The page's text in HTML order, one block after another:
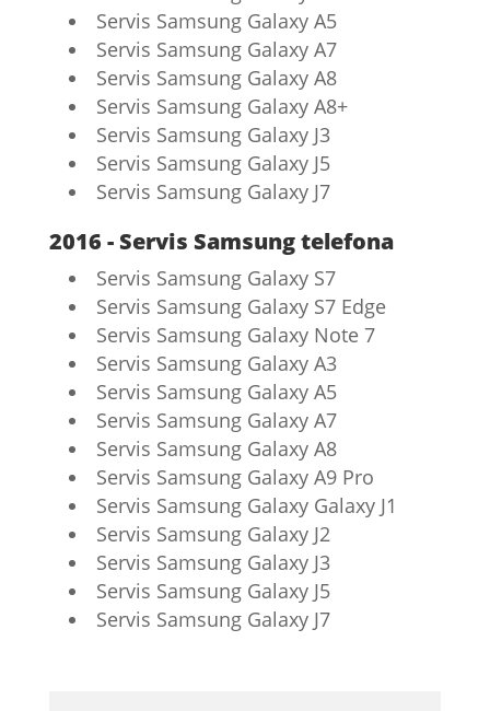
Servis Samsung Galaxy A5
Servis Samsung Galaxy A7
Servis Samsung Galaxy A8
Servis Samsung Galaxy A8+
Servis Samsung Galaxy J3
Servis Samsung Galaxy J5
Servis Samsung Galaxy J7
2016 - Servis Samsung telefona
Servis Samsung Galaxy S7
Servis Samsung Galaxy S7 Edge
Servis Samsung Galaxy Note 7
Servis Samsung Galaxy A3
Servis Samsung Galaxy A5
Servis Samsung Galaxy A7
Servis Samsung Galaxy A8
Servis Samsung Galaxy A9 Pro
Servis Samsung Galaxy Galaxy J1
Servis Samsung Galaxy J2
Servis Samsung Galaxy J3
Servis Samsung Galaxy J5
Servis Samsung Galaxy J7